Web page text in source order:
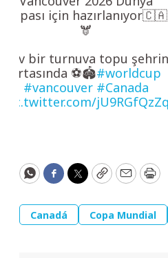
Kupası için hazırlanıyor🇨🇦
🫎
Dev bir turnuva topu şehrin
ortasında ⚽️🏟️#worldcup
#vancouver #Canada
pic.twitter.com/jU9RGfQzZq
WhatsApp
Facebook
Twitter
CopyEmail
Canadá Copa Mundial